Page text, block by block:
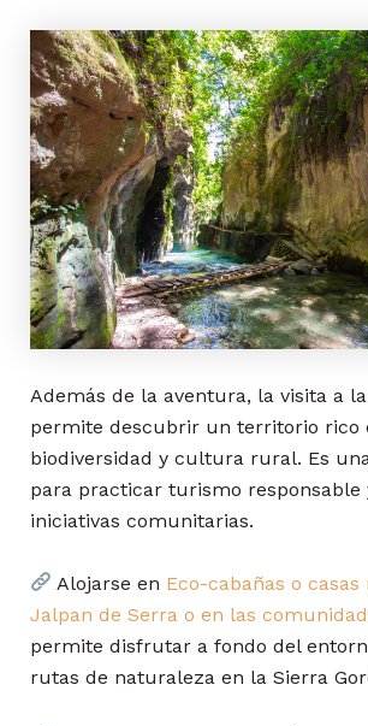
Además de la aventura, la visita a
permite descubrir un territorio rico
biodiversidad y cultura rural. Es
para practicar turismo responsable
iniciativas comunitarias.
Alojarse en Eco-cabañas o
Jalpan de Serra o en las
permite disfrutar a fondo del
rutas de naturaleza en la Sierra